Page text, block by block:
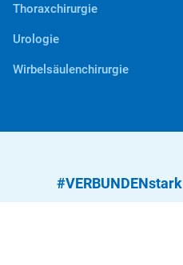
Thoraxchirurgie
Urologie
Wirbelsäulenchirurgie
#VERBUNDENstark